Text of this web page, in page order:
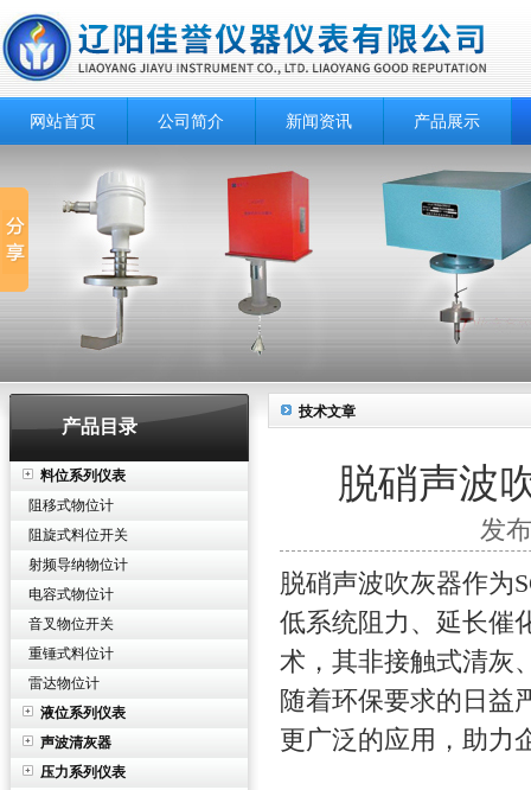
网站首页 公司简介 新闻资讯 产品展示
产品目录
料位系列仪表
阻移式物位计
阻旋式料位开关
射频导纳物位计
电容式物位计
音叉物位开关
重锤式料位计
雷达物位计
液位系列仪表
声波清灰器
压力系列仪表
技术文章
脱硝声波
发
脱硝声波吹灰器作为
低系统阻力、延长催
术，其非接触式清灰
随着环保要求的日益
更广泛的应用，助力